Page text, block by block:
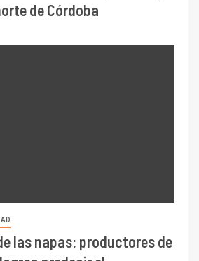
de Córdoba
las napas: productores de